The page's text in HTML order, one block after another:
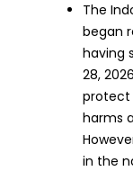
The
began
having
28,
protect
harms
in the